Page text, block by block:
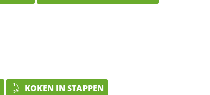
KOKEN IN STAPPEN